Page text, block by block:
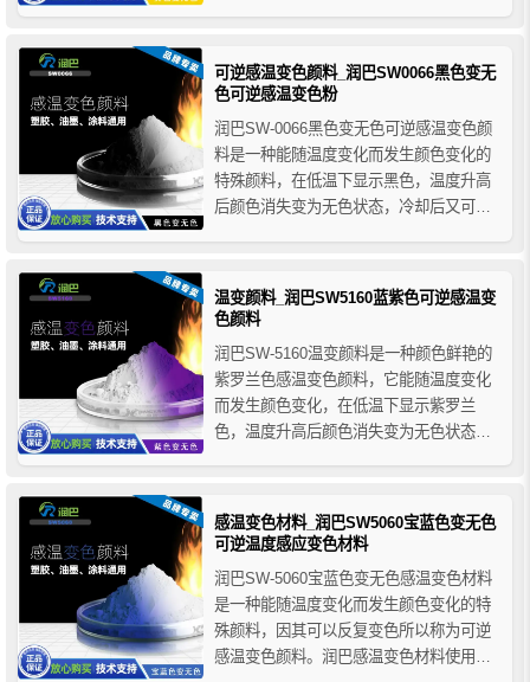
而使体系显现颜色。藉由不同的控溫因子
材料选择，可制作出在不同溫度区间变色
可逆感温变色颜料_润巴SW0066黑色变无
色可逆感温变色粉
润巴SW-0066黑色变无色可逆感温变色颜
料是一种能随温度变化而发生颜色变化的
特殊颜料，在低温下显示黑色，温度升高
后颜色消失变为无色状态，冷却后又可还
用简单，适用范围广，可用于水性/油性印
刷油墨、水性/油性涂料、塑料塑胶等多个
温变颜料_润巴SW5160蓝紫色可逆感温变
色颜料
润巴SW-5160温变颜料是一种颜色鲜艳的
紫罗兰色感温变色颜料，它能随温度变化
而发生颜色变化，在低温下显示紫罗兰
色，温度升高后颜色消失变为无色状态，
温变颜料使用简单，适用范围广，可用于
水性/油性印刷油墨、水性/油性涂料、塑料
感温变色材料_润巴SW5060宝蓝色变无色
可逆温度感应变色材料
润巴SW-5060宝蓝色变无色感温变色材料
是一种能随温度变化而发生颜色变化的特
殊颜料，因其可以反复变色所以称为可逆
感温变色颜料。润巴感温变色材料使用简